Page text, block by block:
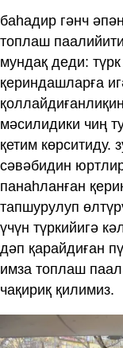
баһадир гәнч
топлаш
мундақ деди:
қериндашларға
мәсилидики чиң
қетим көрситиду.
сәвәбидин
панаһланған
тапшурулуп
үчүн түркийигә
дәп қарайдиған
имза топлаш
чақириқ қилимиз.